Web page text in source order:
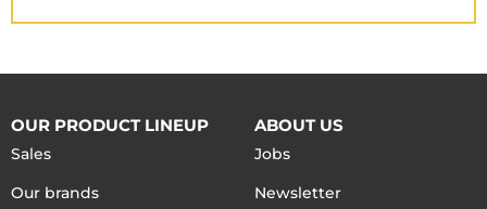
OUR PRODUCT LINEUP
Sales
Our brands
ABOUT US
Jobs
Newsletter